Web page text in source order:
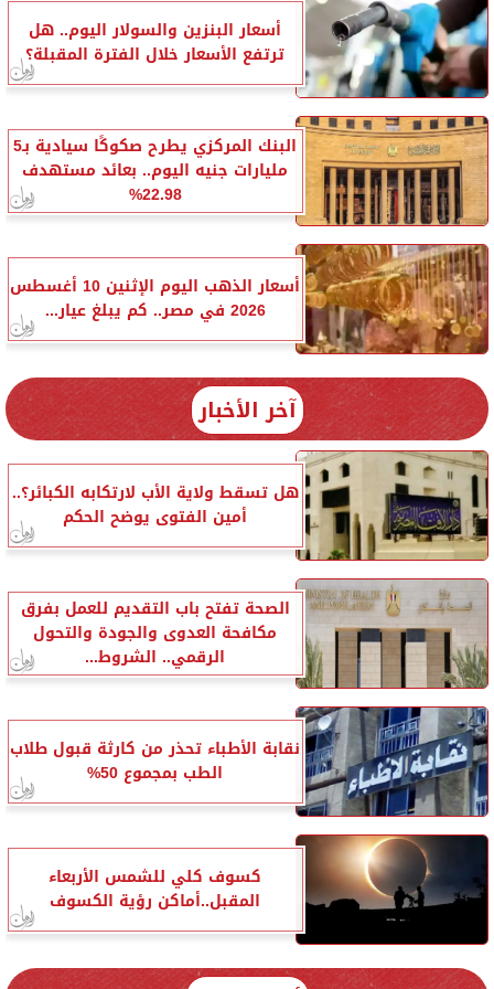
أسعار البنزين والسولار اليوم.. هل
ترتفع الأسعار خلال الفترة المقبلة؟
البنك المركزي يطرح صكوكًا سيادية بـ5
مليارات جنيه اليوم.. بعائد مستهدف
22.98%
أسعار الذهب اليوم الإثنين 10 أغسطس
2026 في مصر.. كم يبلغ عيار...
آخر الأخبار
هل تسقط ولاية الأب لارتكابه الكبائر؟..
أمين الفتوى يوضح الحكم
الصحة تفتح باب التقديم للعمل بفرق
مكافحة العدوى والجودة والتحول
الرقمي.. الشروط...
نقابة الأطباء تحذر من كارثة قبول طلاب
الطب بمجموع 50%
كسوف كلي للشمس الأربعاء
المقبل..أماكن رؤية الكسوف